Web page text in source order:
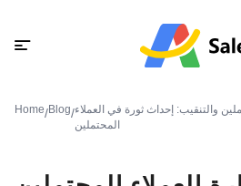
Home/Blog/والتنقيب: إحداث ثورة في العملاء
المحتملين